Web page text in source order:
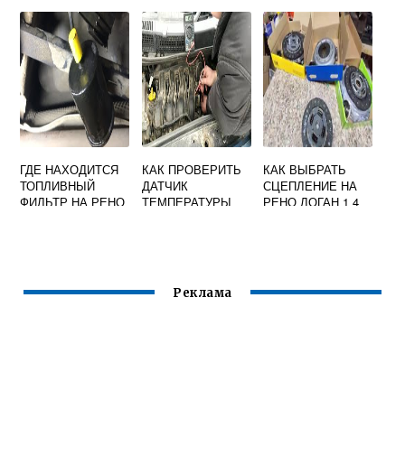
АРКАНА
РЕНО ДАСТЕР
ГДЕ НАХОДИТСЯ
ТОПЛИВНЫЙ
ФИЛЬТР НА РЕНО
КАК ПРОВЕРИТЬ
ДАТЧИК
ТЕМПЕРАТУРЫ
КАК ВЫБРАТЬ
СЦЕПЛЕНИЕ НА
РЕНО ЛОГАН 1 4
Реклама